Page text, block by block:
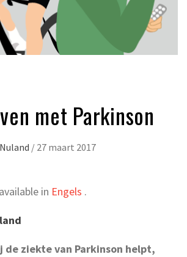
met Parkinson
/ 27 maart 2017
in Engels .
de ziekte van Parkinson helpt,